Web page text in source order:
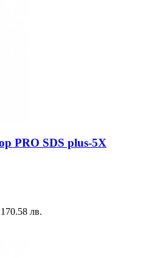
PRO SDS plus-5X
лв.